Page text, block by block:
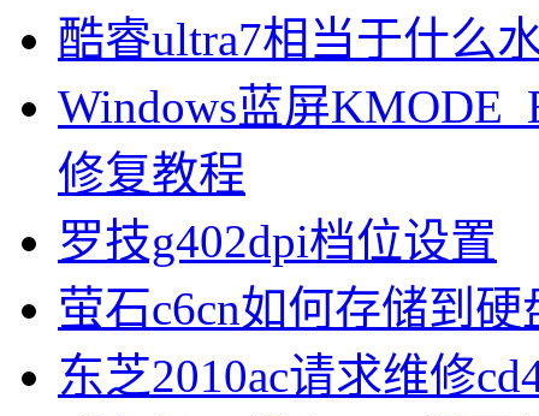
酷睿ultra7相当于什么
Windows蓝屏
修复教程
罗技g402dpi档位设置
萤石c6cn如何存储到硬
东芝2010ac请求维修